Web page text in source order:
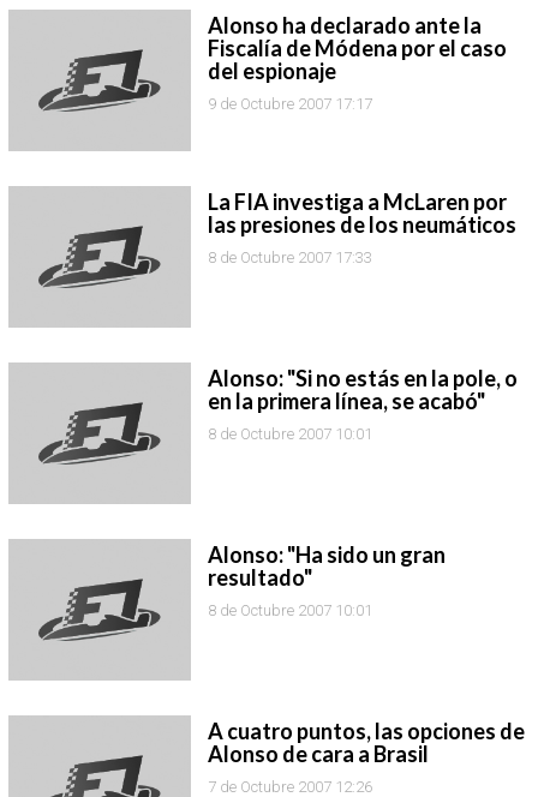
Alonso ha declarado ante la
Fiscalía de Módena por el caso
del espionaje
9 de Octubre 2007 17:17
La FIA investiga a McLaren por
las presiones de los neumáticos
8 de Octubre 2007 17:33
Alonso: "Si no estás en la pole, o
en la primera línea, se acabó"
8 de Octubre 2007 10:01
Alonso: "Ha sido un gran
resultado"
8 de Octubre 2007 10:01
A cuatro puntos, las opciones de
Alonso de cara a Brasil
7 de Octubre 2007 12:26